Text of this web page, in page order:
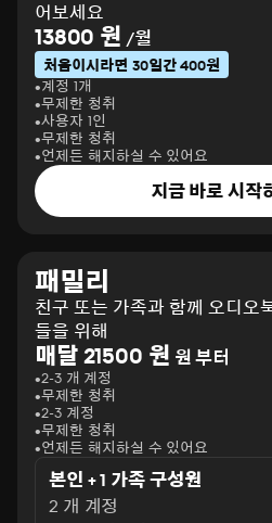
어보세요
13800 원 /월
처음이시라면 30일간 400원
계정 1개
무제한 청취
사용자 1인
무제한 청취
언제든 해지하실 수 있어요
지금 바로 시작
패밀리
친구 또는 가족과 함께 오디오
들을 위해
매달 21500 원 원 부터
2-3 개 계정
무제한 청취
2-3 계정
무제한 청취
언제든 해지하실 수 있어요
본인 + 1 가족 구성원
2 개 계정